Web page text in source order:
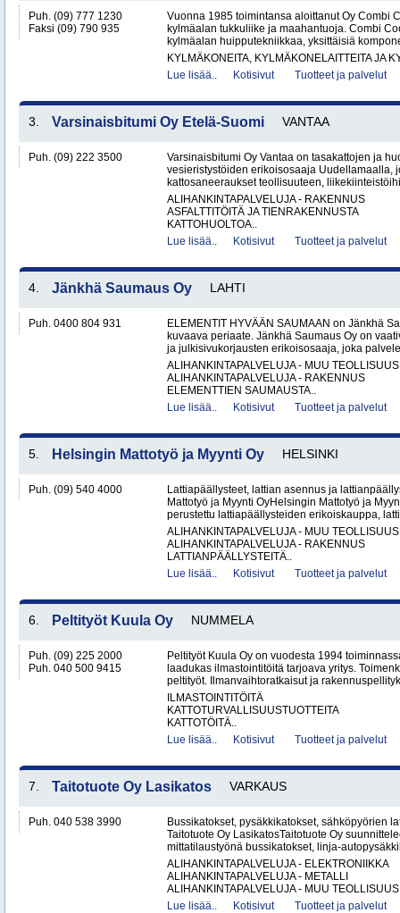
Puh. (09) 777 1230
Faksi (09) 790 935
Vuonna 1985 toimintansa aloittanut Oy Combi
kylmäalan tukkuliike ja maahantuoja. Combi
kylmäalan huipputekniikkaa, yksittäisiä
KYLMÄKONEITA, KYLMÄKONELAITTEITA JA
Lue lisää..
Kotisivut Tuotteet ja palvelut
3. Varsinaisbitumi Oy Etelä-Suomi VANTAA
Puh. (09) 222 3500
Varsinaisbitumi Oy Vantaa on tasakattojen ja
vesieristystöiden erikoisosaaja Uudellamaalla,
kattosaneeraukset teollisuuteen,
ALIHANKINTAPALVELUJA - RAKENNUS
ASFALTTITÖITÄ JA TIENRAKENNUSTA
KATTOHUOLTOA..
Lue lisää..
Kotisivut Tuotteet ja palvelut
4. Jänkhä Saumaus Oy LAHTI
Puh. 0400 804 931
ELEMENTIT HYVÄÄN SAUMAAN on Jänkhä
kuvaava periaate. Jänkhä Saumaus Oy on
ja julkisivukorjausten erikoisosaaja, joka
ALIHANKINTAPALVELUJA - MUU TEOLLISUUS
ALIHANKINTAPALVELUJA - RAKENNUS
ELEMENTTIEN SAUMAUSTA..
Lue lisää..
Kotisivut Tuotteet ja palvelut
5. Helsingin Mattotyö ja Myynti Oy HELSINKI
Puh. (09) 540 4000
Lattiapäällysteet, lattian asennus ja
Mattotyö ja Myynti OyHelsingin Mattotyö ja
perustettu lattiapäällysteiden erikoiskauppa,
ALIHANKINTAPALVELUJA - MUU TEOLLISUUS
ALIHANKINTAPALVELUJA - RAKENNUS
LATTIANPÄÄLLYSTEITÄ..
Lue lisää..
Kotisivut Tuotteet ja palvelut
6. Peltityöt Kuula Oy NUMMELA
Puh. (09) 225 2000
Puh. 040 500 9415
Peltityöt Kuula Oy on vuodesta 1994
laadukas ilmastointitöitä tarjoava yritys.
peltityöt. Ilmanvaihtoratkaisut ja
ILMASTOINTITÖITÄ
KATTOTURVALLISUUSTUOTTEITA
KATTOTÖITÄ..
Lue lisää..
Kotisivut Tuotteet ja palvelut
7. Taitotuote Oy Lasikatos VARKAUS
Puh. 040 538 3990
Bussikatokset, pysäkkikatokset, sähköpyörien
Taitotuote Oy LasikatosTaitotuote Oy
mittatilaustyönä bussikatokset, linja-
ALIHANKINTAPALVELUJA - ELEKTRONIIKKA
ALIHANKINTAPALVELUJA - METALLI
ALIHANKINTAPALVELUJA - MUU
Lue lisää..
Kotisivut Tuotteet ja palvelut